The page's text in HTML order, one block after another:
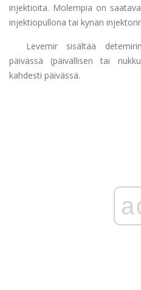
injektioita. Molempia on
injektiopullona tai kynän
Levemir sisältää
päivässä (päivällisen tai
kahdesti päivässä.